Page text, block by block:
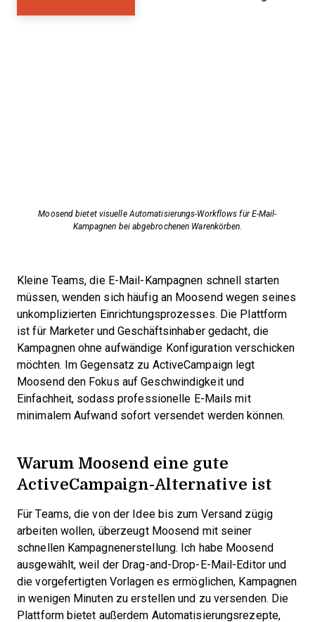
Moosend bietet visuelle Automatisierungs-Workflows für E-Mail-
Kampagnen bei abgebrochenen Warenkörben.
Kleine Teams, die E-Mail-Kampagnen schnell starten
müssen, wenden sich häufig an Moosend wegen seines
unkomplizierten Einrichtungsprozesses. Die Plattform
ist für Marketer und Geschäftsinhaber gedacht, die
Kampagnen ohne aufwändige Konfiguration verschicken
möchten. Im Gegensatz zu ActiveCampaign legt
Moosend den Fokus auf Geschwindigkeit und
Einfachheit, sodass professionelle E-Mails mit
minimalem Aufwand sofort versendet werden können.
Warum Moosend eine gute
ActiveCampaign-Alternative ist
Für Teams, die von der Idee bis zum Versand zügig
arbeiten wollen, überzeugt Moosend mit seiner
schnellen Kampagnenerstellung. Ich habe Moosend
ausgewählt, weil der Drag-and-Drop-E-Mail-Editor und
die vorgefertigten Vorlagen es ermöglichen, Kampagnen
in wenigen Minuten zu erstellen und zu versenden. Die
Plattform bietet außerdem Automatisierungsrezepte,